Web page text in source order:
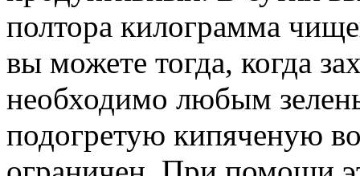
полтора килограмма
вы можете тогда, когда
необходимо любым
подогретую кипяченую